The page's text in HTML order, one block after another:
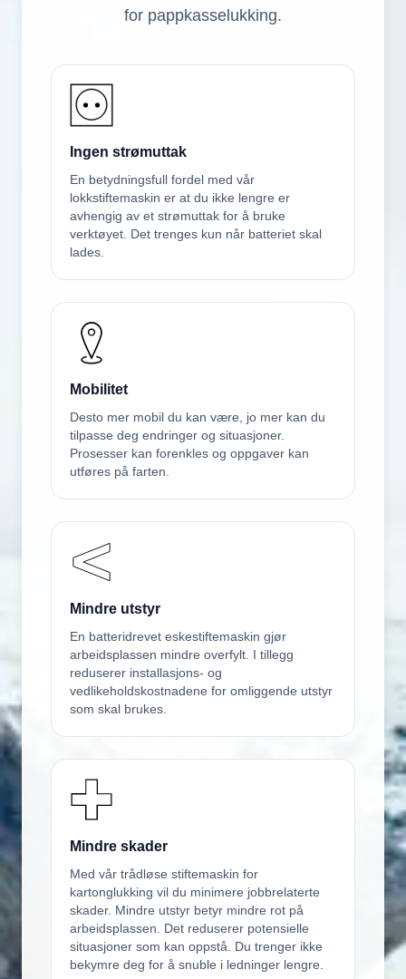
for pappkasselukking.
Ingen strømuttak
En betydningsfull fordel med vår
lokkstiftemaskin er at du ikke lengre er
avhengig av et strømuttak for å bruke
verktøyet. Det trenges kun når batteriet skal
lades.
Mobilitet
Desto mer mobil du kan være, jo mer kan du
tilpasse deg endringer og situasjoner.
Prosesser kan forenkles og oppgaver kan
utføres på farten.
Mindre utstyr
En batteridrevet eskestiftemaskin gjør
arbeidsplassen mindre overfylt. I tillegg
reduserer installasjons- og
vedlikeholdskostnadene for omliggende utstyr
som skal brukes.
Mindre skader
Med vår trådløse stiftemaskin for
kartonglukking vil du minimere jobbrelaterte
skader. Mindre utstyr betyr mindre rot på
arbeidsplassen. Det reduserer potensielle
situasjoner som kan oppstå. Du trenger ikke
bekymre deg for å snuble i ledninger lengre.